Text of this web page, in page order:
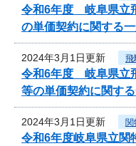
令和6年度 岐阜県立
の単価契約に関する
2024年3月1日更新 飛
令和6年度 岐阜県立
等の単価契約に関す
2024年3月1日更新 関
令和6年度岐阜県立関